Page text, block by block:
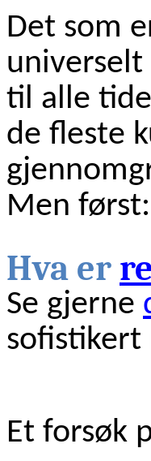
Det som
til alle
de fleste
Men først:
Hva er
Se gjerne
Et forsøk